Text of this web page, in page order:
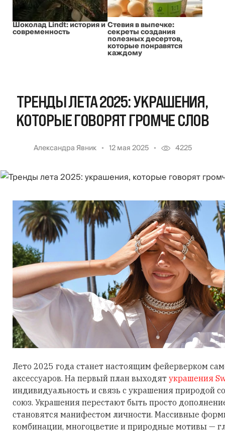
Шоколад Lindt: история и
современность
Стевия в выпечке:
секреты создания
полезных десертов,
которые понравятся
каждому
ТРЕНДЫ ЛЕТА 2025: УКРАШЕНИЯ,
КОТОРЫЕ ГОВОРЯТ ГРОМЧЕ СЛОВ
Александра Явник 12 мая 2025 4225
Лето 2025 года станет настоящим фейерверком
аксессуаров. На первый план выходят украшения
индивидуальность и связь с украшения природой
союз. Украшения перестают быть просто
становятся манифестом личности. Массивные
комбинации, многоцветие и природные мотивы —